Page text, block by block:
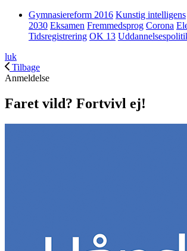
Gymnasiereform 2016 Kunstig intelligens
2030 Eksamen Fremmedsprog Corona
Tidsregistrering OK 13
luk
Tilbage
Anmeldelse
Faret vild? Fortvivl ej!